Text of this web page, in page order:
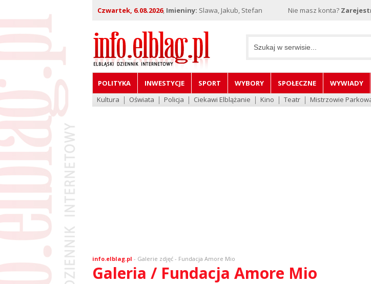
Czwartek, 6.08.2026, Imieniny: Slawa, Jakub, Stefan Nie masz konta?
POLITYKA INWESTYCJE SPORT WYBORY SPOŁECZNE WYWIADY
Kultura
Oświata Policja Ciekawi Elblążanie Kino Teatr Mistrzowie
info.elblag.pl - Galerie zdjęć- Fundacja Amore Mio
Galeria / Fundacja Amore Mio